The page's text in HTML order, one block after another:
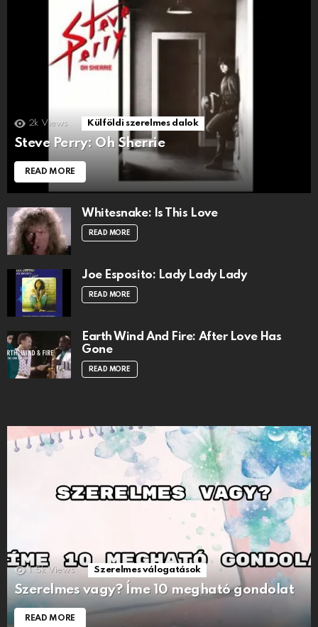
2k Views Külföldi szerelmes dalok
Steve Perry: Oh Sherrie
READ MORE
Whitesnake: Is This Love
READ MORE
Joe Esposito: Lady Lady Lady
READ MORE
Earth Wind And Fire: After Love Has
Gone
READ MORE
1.5k Views Szerelmes válogatások
Szerelmes vagy? Íme 10 megható gondolat
READ MORE